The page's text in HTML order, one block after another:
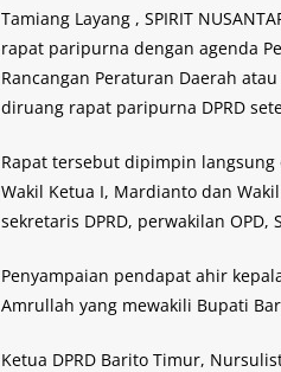
Tamiang Layang , SPIRIT
rapat paripurna dengan agenda
Rancangan Peraturan Daerah
diruang rapat paripurna DPRD
Rapat tersebut dipimpin
Wakil Ketua I, Mardianto dan
sekretaris DPRD, perwakilan
Penyampaian pendapat ahir
Amrullah yang mewakili Bupati
Ketua DPRD Barito Timur,